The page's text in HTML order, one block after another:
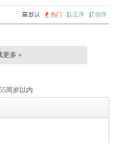
默认 热门 正序 倒序
更多 »
周岁以内